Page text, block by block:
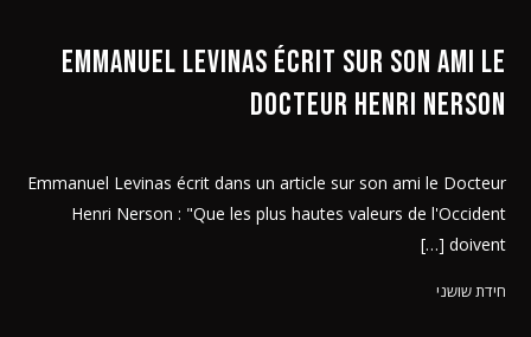
Emmanuel Levinas écrit sur son ami le
Docteur Henri Nerson
Emmanuel Levinas écrit dans un article sur son ami le Docteur
Henri Nerson : "Que les plus hautes valeurs de l'Occident
doivent […]
חידת שושני